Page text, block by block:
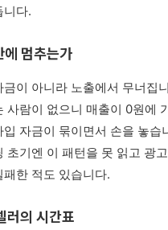
니다.
에 멈추는가
금이 아니라 노출에서 무너집
사람이 없으니 매출이 0원에
입 자금이 묶이면서 손을 놓습
초기엔 이 패턴을 못 읽고 광
패한 적도 있습니다.
러의 시간표